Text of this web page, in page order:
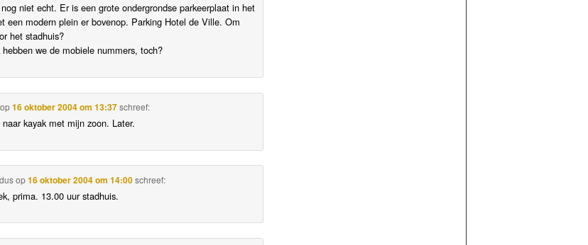
niet echt. Er is een grote ondergrondse parkeerplaat in het
een modern plein er bovenop. Parking Hotel de Ville. Om
het stadhuis?
hebben we de mobiele nummers, toch?
op16 oktober 2004 om 13:37schreef:
naar kayak met mijn zoon. Later.
op16 oktober 2004 om 14:00schreef:
prima. 13.00 uur stadhuis.